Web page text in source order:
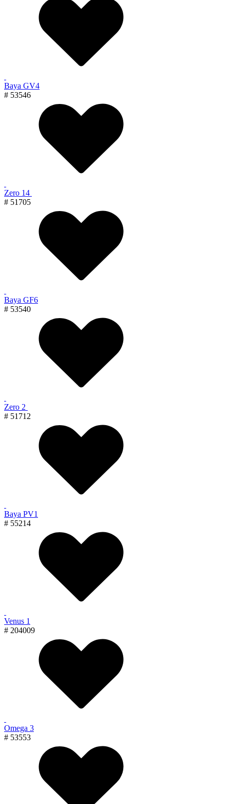
Baya GV4
# 53546
Zero 14
# 51705
Baya GF6
# 53540
Zero 2
# 51712
Baya PV1
# 55214
Venus 1
# 204009
Omega 3
# 53553